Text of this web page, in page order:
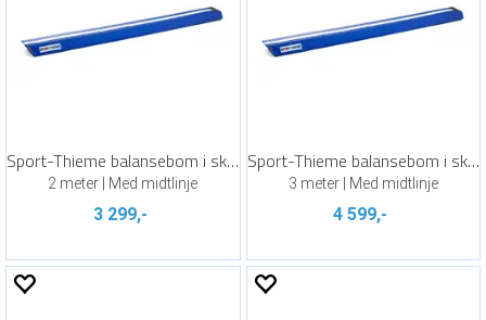
Sport-Thieme balansebom i skum
2 meter | Med midtlinje
3 299,-
Sport-Thieme balansebom i skum
3 meter | Med midtlinje
4 599,-